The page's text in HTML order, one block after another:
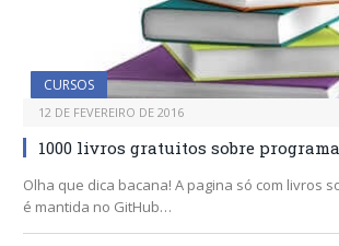
CURSOS
12 DE FEVEREIRO DE 2016
1000 livros gratuitos sobre
Olha que dica bacana! A pagina só com livros
é mantida no GitHub…